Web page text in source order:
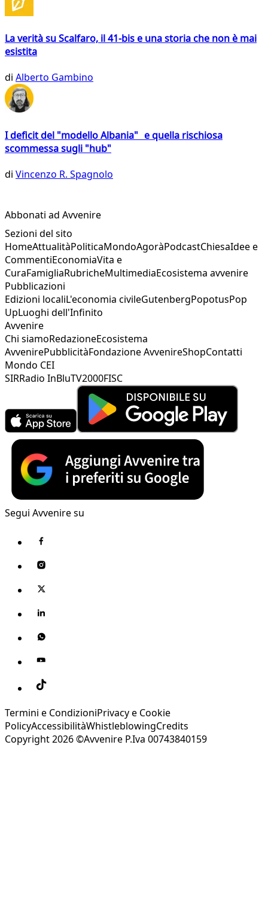
La verità su Scalfaro, il 41-bis e una storia che non è mai
esistita
di Alberto Gambino
I deficit del "modello Albania" e quella rischiosa
scommessa sugli "hub"
di Vincenzo R. Spagnolo
Abbonati ad Avvenire
Sezioni del sito
HomeAttualitàPoliticaMondoAgoràPodcastChiesaIdee e
CommentiEconomiaVita e
CuraFamigliaRubricheMultimediaEcosistema avvenire
Pubblicazioni
Edizioni localiL'economia civileGutenbergPopotusPop
UpLuoghi dell'Infinito
Avvenire
Chi siamoRedazioneEcosistema
AvvenirePubblicitàFondazione AvvenireShopContatti
Mondo CEI
SIRRadio InBluTV2000FISC
Segui Avvenire su
Termini e CondizioniPrivacy e Cookie
PolicyAccessibilitàWhistleblowingCredits
Copyright 2026 ©Avvenire P.Iva 00743840159